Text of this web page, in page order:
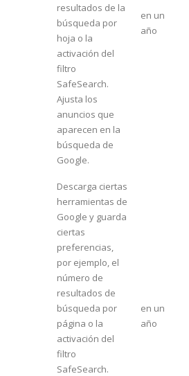
resultados de la
búsqueda por
hoja o la
activación del
filtro
SafeSearch.
Ajusta los
anuncios que
aparecen en la
búsqueda de
Google.
en un
año
Descarga ciertas
herramientas de
Google y guarda
ciertas
preferencias,
por ejemplo, el
número de
resultados de
búsqueda por
página o la
activación del
filtro
SafeSearch.
en un
año